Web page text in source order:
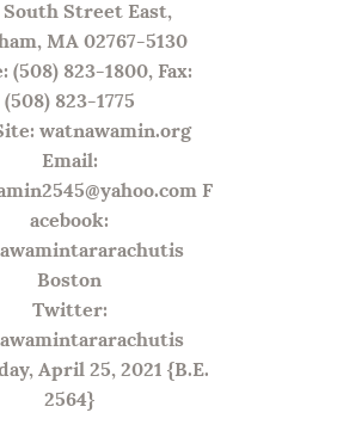
South Street East,
MA 02767-5130
(508) 823-1800, Fax:
(508) 823-1775
watnawamin.org
Email:
F
acebook:
Boston
Twitter:
April 25, 2021 {B.E.
2564}